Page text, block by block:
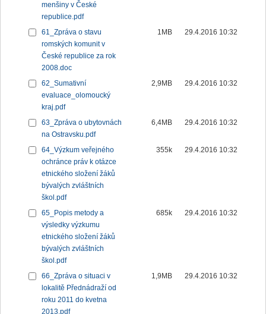
menšiny v České
republice.pdf
61_Zpráva o stavu
romských komunit v
České republice za rok
2008.doc
1MB 29.4.2016 10:32
62_Sumativní
evaluace_olomoucký
kraj.pdf
2,9MB 29.4.2016 10:32
63_Zpráva o ubytovnách
na Ostravsku.pdf
6,4MB 29.4.2016 10:32
64_Výzkum veřejného
ochránce práv k otázce
etnického složení žáků
bývalých zvláštních
škol.pdf
355k 29.4.2016 10:32
65_Popis metody a
výsledky výzkumu
etnického složení žáků
bývalých zvláštních
škol.pdf
685k 29.4.2016 10:32
66_Zpráva o situaci v
lokalitě Přednádraží od
roku 2011 do kvetna
2013.pdf
1,9MB 29.4.2016 10:32